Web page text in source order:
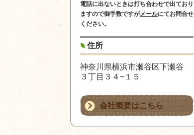
電話に出ないときは打ち合わせで出ており
ますので御手数ですがメールにてお問合せ
ください。
住所
神奈川県横浜市瀬谷区下瀬谷
３丁目３４−１５
会社概要はこちら